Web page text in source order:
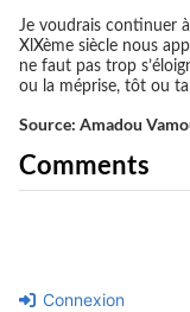
Je voudrais continuer
XlXème siècle nous
ne faut pas trop
ou la méprise, tôt ou
Source: Amadou
Comments
Connexion